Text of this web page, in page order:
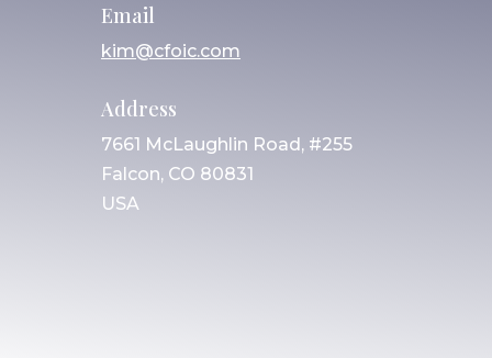
Email
kim@cfoic.com
Address
7661 McLaughlin Road, #255
Falcon, CO 80831
USA